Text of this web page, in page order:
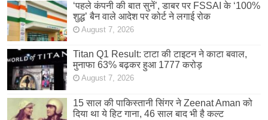
‘पहले कंपनी की बात सुनें’, डाबर पर FSSAI के ‘100%
शुद्ध’ बैन वाले आदेश पर कोर्ट ने लगाई रोक
August 7, 2026
Titan Q1 Result: टाटा की टाइटन ने काटा बवाल,
मुनाफा 63% बढ़कर हुआ 1777 करोड़
August 7, 2026
15 साल की पाकिस्तानी सिंगर ने Zeenat Aman को
दिया था ये हिट गाना, 46 साल बाद भी है कल्ट